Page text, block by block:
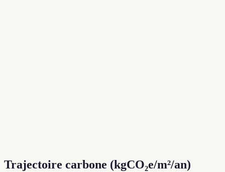
Trajectoire carbone (kgCO₂e/m²/an)